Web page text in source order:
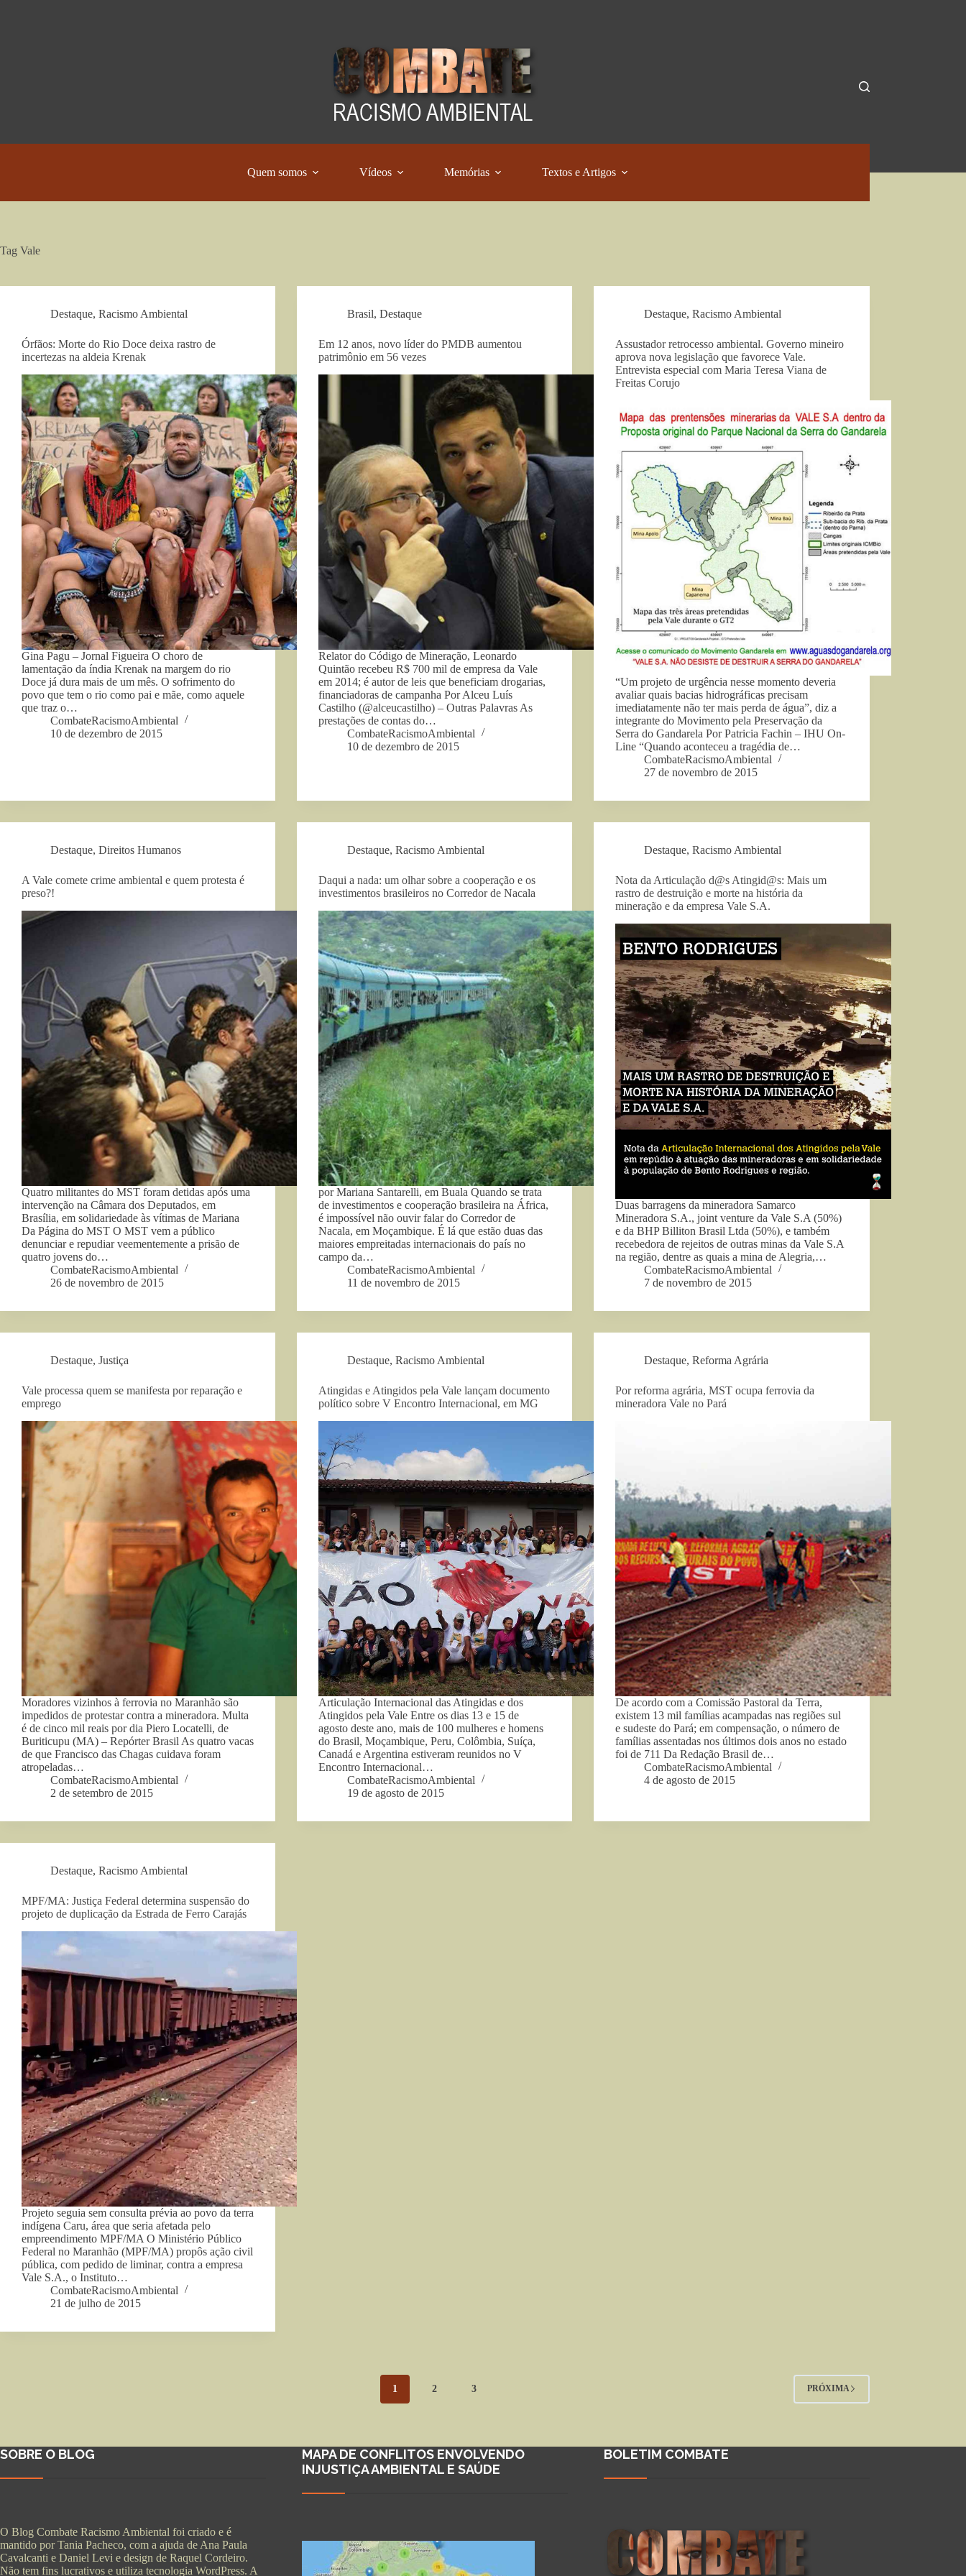
Quem somos Vídeos Memórias Textos e Artigos
Tag Vale
Destaque, Racismo Ambiental
Órfãos: Morte do Rio Doce deixa rastro de
incertezas na aldeia Krenak
Gina Pagu – Jornal Figueira O choro de
lamentação da índia Krenak na margem do rio
Doce já dura mais de um mês. O sofrimento do
povo que tem o rio como pai e mãe, como aquele
que traz o…
CombateRacismoAmbiental
10 de dezembro de 2015
Brasil,Destaque
Em 12 anos, novo líder do PMDB aumentou
patrimônio em 56 vezes
Relator do Código de Mineração, Leonardo
Quintão recebeu R$ 700 mil de empresa da Vale
em 2014; é autor de leis que beneficiam drogarias,
financiadoras de campanha Por Alceu Luís
Castilho (@alceucastilho) – Outras Palavras As
prestações de contas do…
CombateRacismoAmbiental
10 de dezembro de 2015
Destaque,Racismo Ambiental
Assustador retrocesso ambiental. Governo mineiro
aprova nova legislação que favorece Vale.
Entrevista especial com Maria Teresa Viana de
Freitas Corujo
“Um projeto de urgência nesse momento deveria
avaliar quais bacias hidrográficas precisam
imediatamente não ter mais perda de água”, diz a
integrante do Movimento pela Preservação da
Serra do Gandarela Por Patricia Fachin – IHU On-
Line “Quando aconteceu a tragédia de…
CombateRacismoAmbiental
27 de novembro de 2015
Destaque, Direitos Humanos
A Vale comete crime ambiental e quem protesta é
preso?!
Quatro militantes do MST foram detidas após uma
intervenção na Câmara dos Deputados, em
Brasília, em solidariedade às vítimas de Mariana
Da Página do MST O MST vem a público
denunciar e repudiar veementemente a prisão de
quatro jovens do…
CombateRacismoAmbiental
26 de novembro de 2015
Destaque,Racismo Ambiental
Daqui a nada: um olhar sobre a cooperação e os
investimentos brasileiros no Corredor de Nacala
por Mariana Santarelli, em Buala Quando se trata
de investimentos e cooperação brasileira na África,
é impossível não ouvir falar do Corredor de
Nacala, em Moçambique. É lá que estão duas das
maiores empreitadas internacionais do país no
campo da…
CombateRacismoAmbiental
11 de novembro de 2015
Destaque,Racismo Ambiental
Nota da Articulação d@s Atingid@s: Mais um
rastro de destruição e morte na história da
mineração e da empresa Vale S.A.
Duas barragens da mineradora Samarco
Mineradora S.A., joint venture da Vale S.A (50%)
e da BHP Billiton Brasil Ltda (50%), e também
recebedora de rejeitos de outras minas da Vale S.A
na região, dentre as quais a mina de Alegria,…
CombateRacismoAmbiental
7 de novembro de 2015
Destaque, Justiça
Vale processa quem se manifesta por reparação e
emprego
Moradores vizinhos à ferrovia no Maranhão são
impedidos de protestar contra a mineradora. Multa
é de cinco mil reais por dia Piero Locatelli, de
Buriticupu (MA) – Repórter Brasil As quatro vacas
de que Francisco das Chagas cuidava foram
atropeladas…
CombateRacismoAmbiental
2 de setembro de 2015
Destaque,Racismo Ambiental
Atingidas e Atingidos pela Vale lançam documento
político sobre V Encontro Internacional, em MG
Articulação Internacional das Atingidas e dos
Atingidos pela Vale Entre os dias 13 e 15 de
agosto deste ano, mais de 100 mulheres e homens
do Brasil, Moçambique, Peru, Colômbia, Suíça,
Canadá e Argentina estiveram reunidos no V
Encontro Internacional…
CombateRacismoAmbiental
19 de agosto de 2015
Destaque,Reforma Agrária
Por reforma agrária, MST ocupa ferrovia da
mineradora Vale no Pará
De acordo com a Comissão Pastoral da Terra,
existem 13 mil famílias acampadas nas regiões sul
e sudeste do Pará; em compensação, o número de
famílias assentadas nos últimos dois anos no estado
foi de 711 Da Redação Brasil de…
CombateRacismoAmbiental
4 de agosto de 2015
Destaque, Racismo Ambiental
MPF/MA: Justiça Federal determina suspensão do
projeto de duplicação da Estrada de Ferro Carajás
Projeto seguia sem consulta prévia ao povo da terra
indígena Caru, área que seria afetada pelo
empreendimento MPF/MA O Ministério Público
Federal no Maranhão (MPF/MA) propôs ação civil
pública, com pedido de liminar, contra a empresa
Vale S.A., o Instituto…
CombateRacismoAmbiental
21 de julho de 2015
1 2 3 PRÓXIMA
SOBRE O BLOG
O Blog Combate Racismo Ambiental foi criado e é
mantido por Tania Pacheco, com a ajuda de Ana Paula
Cavalcanti e Daniel Levi e design de Raquel Cordeiro.
Não tem fins lucrativos e utiliza tecnologia WordPress. A
MAPA DE CONFLITOS ENVOLVENDO
INJUSTIÇA AMBIENTAL E SAÚDE
BOLETIM COMBATE